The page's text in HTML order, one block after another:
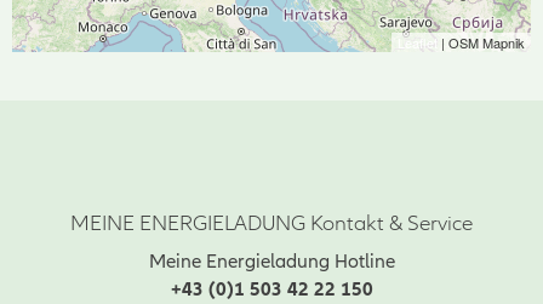
Leaflet | OSM Mapnik
MEINE ENERGIELADUNG Kontakt & Service
Meine Energieladung Hotline
+43 (0)1 503 42 22 150